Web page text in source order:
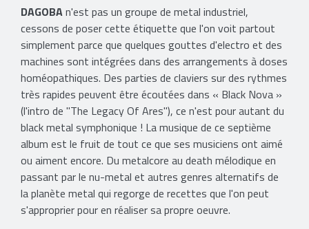
DAGOBAn'est pas un groupe de metal industriel,
cessons de poser cette étiquette que l'on voit partout
simplement parce que quelques gouttes d'electro et des
machines sont intégrées dans des arrangements à doses
homéopathiques. Des parties de claviers sur des rythmes
très rapides peuvent être écoutées dans « Black Nova »
(l'intro de "The Legacy Of Ares"), ce n'est pour autant du
black metal symphonique ! La musique de ce septième
album est le fruit de tout ce que ses musiciens ont aimé
ou aiment encore. Du metalcore au death mélodique en
passant par le nu-metal et autres genres alternatifs de
la planète metal qui regorge de recettes que l'on peut
s'approprier pour en réaliser sa propre oeuvre.